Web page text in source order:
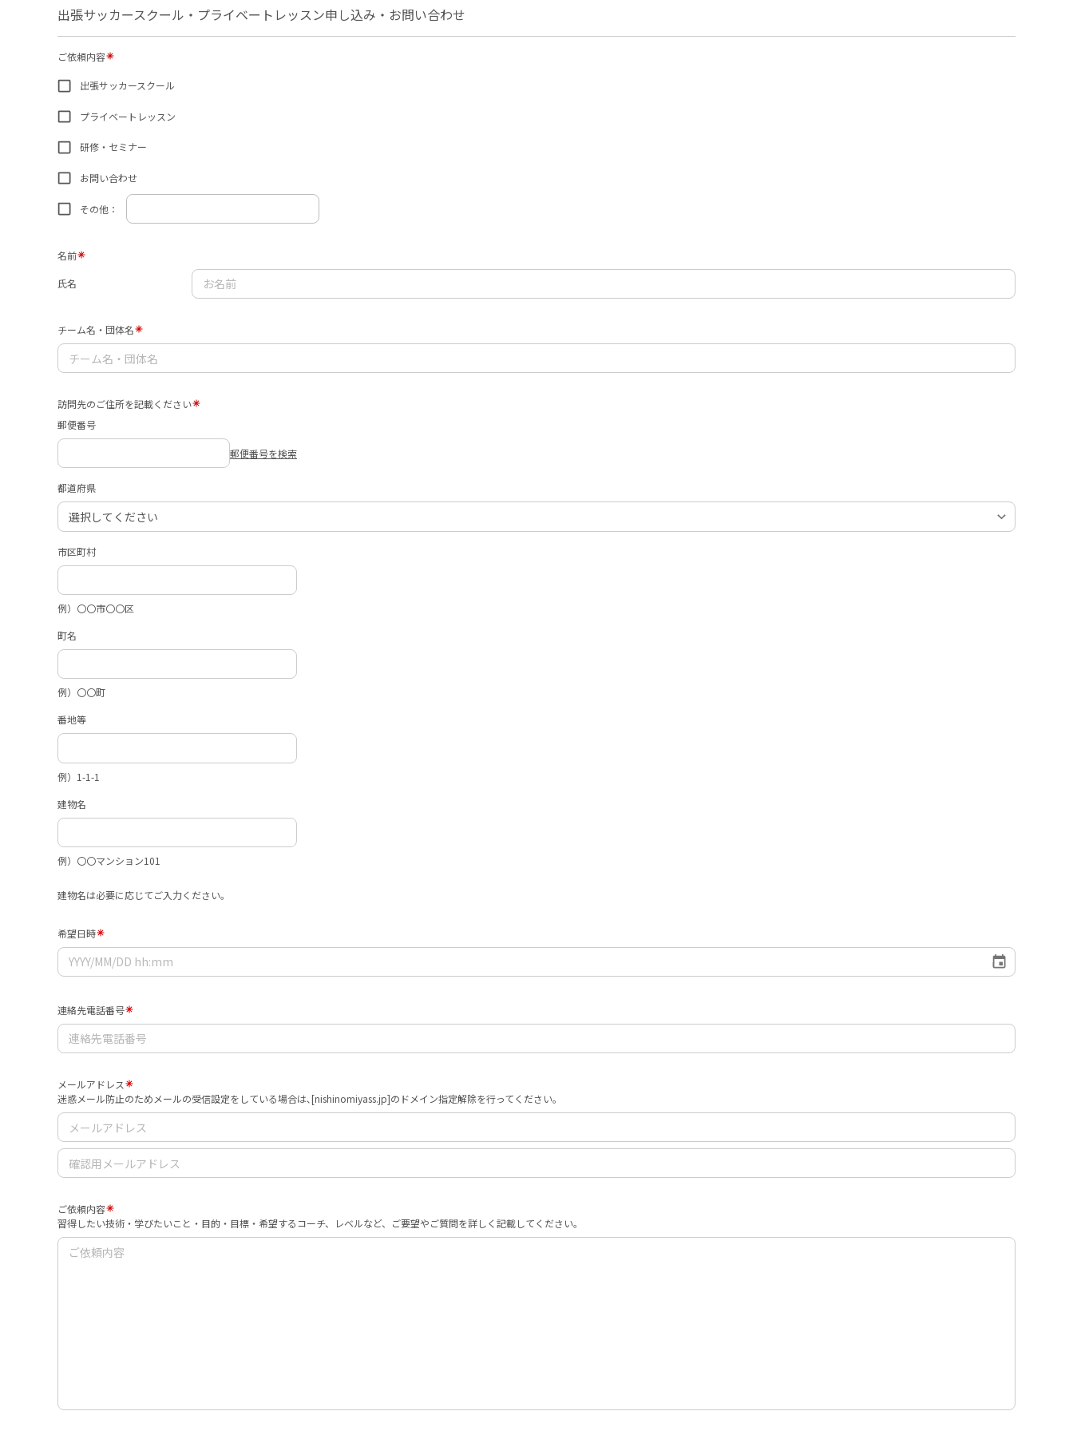
出張サッカースクール・プライベートレッスン申し込み・お問い合わせ
ご依頼内容
出張サッカースクール
プライベートレッスン
研修・セミナー
お問い合わせ
その他：
名前
氏名
チーム名・団体名
訪問先のご住所を記載ください
郵便番号
郵便番号を検索
都道府県
市区町村
例）〇〇市〇〇区
町名
例）〇〇町
番地等
例）1-1-1
建物名
例）〇〇マンション101
建物名は必要に応じてご入力ください。
希望日時
連絡先電話番号
メールアドレス
迷惑メール防止のためメールの受信設定をしている場合は､[nishinomiyass.jp]のドメイン指定解除を行ってください｡
ご依頼内容
習得したい技術・学びたいこと・目的・目標・希望するコーチ、レベルなど、ご要望やご質問を詳しく記載してください。